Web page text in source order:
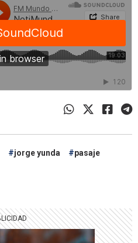
jorge yunda
pasaje